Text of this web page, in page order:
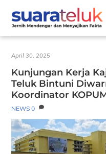
content
April 30, 2025
Kunjungan Kerja
Teluk Bintuni
Koordinator
NEWS 0